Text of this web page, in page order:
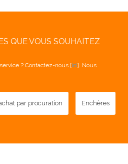
QUE VOUS SOUHAITEZ
? Contactez-nous [ici]. Nous
par procuration Enchères